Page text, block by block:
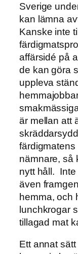
Sverige
kan lämna
Kanske inte
affärsidé på
de kan göra
uppleva
är mellan att
nämnare, så
nytt håll. Inte
även
hemma, och
lunchkrogar
tillagad mat
Ett annat